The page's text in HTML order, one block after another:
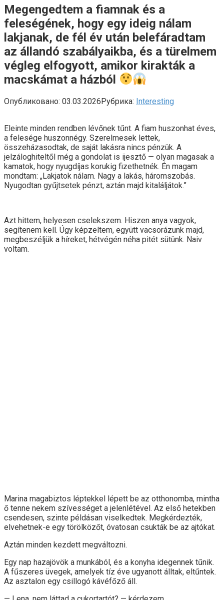
Megengedtem a fiamnak és a
feleségének, hogy egy ideig nálam
lakjanak, de fél év után belefáradtam
az állandó szabályaikba, és a türelmem
végleg elfogyott, amikor kirakták a
macskámat a házból
Опубликовано: 03.03.2026Рубрика: Interesting
Eleinte minden rendben lévőnek tűnt. A fiam huszonhat éves,
a felesége huszonnégy. Szerelmesek lettek,
összeházasodtak, de saját lakásra nincs pénzük. A
jelzáloghiteltől még a gondolat is ijesztő — olyan magasak a
kamatok, hogy nyugdíjas korukig fizethetnék. Én magam
mondtam: „Lakjatok nálam. Nagy a lakás, háromszobás.
Nyugodtan gyűjtsetek pénzt, aztán majd kitaláljátok.”
Azt hittem, helyesen cselekszem. Hiszen anya vagyok,
segítenem kell. Úgy képzeltem, együtt vacsorázunk majd,
megbeszéljük a híreket, hétvégén néha pitét sütünk. Naiv
voltam.
Marina magabiztos léptekkel lépett be az otthonomba, mintha
ő tenne nekem szívességet a jelenlétével. Az első hetekben
csendesen, szinte példásan viselkedtek. Megkérdezték,
elvehetnek-e egy törölközőt, óvatosan csukták be az ajtókat.
Aztán minden kezdett megváltozni.
Egy nap hazajövök a munkából, és a konyha idegennek tűnik.
A fűszeres üvegek, amelyek tíz éve ugyanott álltak, eltűntek.
Az asztalon egy csillogó kávéfőző áll.